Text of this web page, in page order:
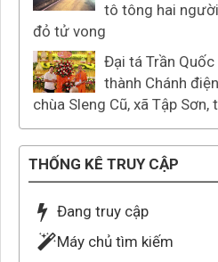
tô tông hai
đỏ tử vong
Đại tá Trần
thành Chánh
chùa Sleng Cũ, xã Tập Sơn,
THỐNG KÊ TRUY CẬP
Đang truy cập
Máy chủ tìm kiếm